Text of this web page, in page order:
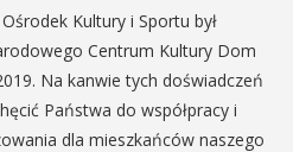
Kultury i Sportu był
Centrum Kultury Dom
Na kanwie tych doświadczeń
Państwa do współpracy i
dla mieszkańców naszego